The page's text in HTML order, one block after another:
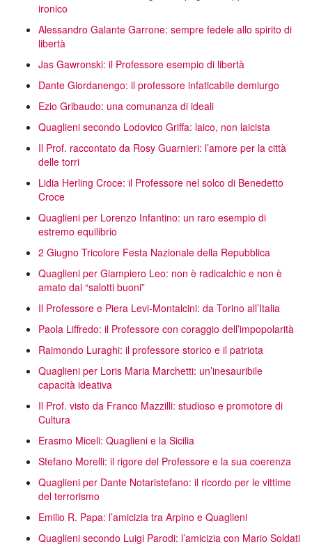
ironico
Alessandro Galante Garrone: sempre fedele allo spirito di
libertà
Jas Gawronski: il Professore esempio di libertà
Dante Giordanengo: il professore infaticabile demiurgo
Ezio Gribaudo: una comunanza di ideali
Quaglieni secondo Lodovico Griffa: laico, non laicista
Il Prof. raccontato da Rosy Guarnieri: l’amore per la città
delle torri
Lidia Herling Croce: il Professore nel solco di Benedetto
Croce
Quaglieni per Lorenzo Infantino: un raro esempio di
estremo equilibrio
2 Giugno Tricolore Festa Nazionale della Repubblica
Quaglieni per Giampiero Leo: non è radicalchic e non è
amato dai “salotti buoni”
Il Professore e Piera Levi-Montalcini: da Torino all’Italia
Paola Liffredo: il Professore con coraggio dell’impopolarità
Raimondo Luraghi: il professore storico e il patriota
Quaglieni per Loris Maria Marchetti: un’inesauribile
capacità ideativa
Il Prof. visto da Franco Mazzilli: studioso e promotore di
Cultura
Erasmo Miceli: Quaglieni e la Sicilia
Stefano Morelli: il rigore del Professore e la sua coerenza
Quaglieni per Dante Notaristefano: il ricordo per le vittime
del terrorismo
Emilio R. Papa: l’amicizia tra Arpino e Quaglieni
Quaglieni secondo Luigi Parodi: l’amicizia con Mario Soldati